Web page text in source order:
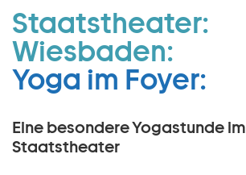
Zum Hauptinhalt springen
Zum Footer springen
Staatstheater:
Wiesbaden:
Yoga im Foyer:
Eine besondere Yogastunde im
Staatstheater